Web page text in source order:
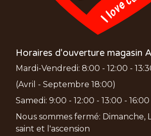
Horaires d'ouverture magasin
Mardi-Vendredi: 8:00 - 12:00 -
(Avril - Septembre 18:00)
Samedi: 9:00 - 12:00 - 13:00 - 16:00
Nous sommes fermé: Dimanche,
saint et l'ascension